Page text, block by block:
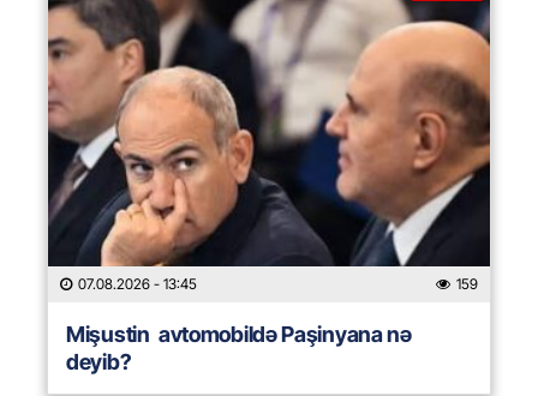
07.08.2026 - 13:45 159
Mişustin avtomobildə Paşinyana nə
deyib?